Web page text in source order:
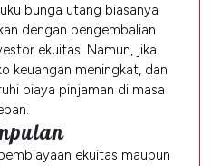
bunga utang biasanya
dengan pengembalian
ekuitas. Namun, jika
keuangan meningkat, dan
biaya pinjaman di masa
ekuitas maupun